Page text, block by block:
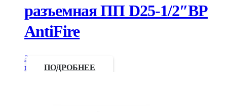
разъемная ПП D25-1/2″ВР
AntiFire
Запросить
цену
ПОДРОБНЕЕ